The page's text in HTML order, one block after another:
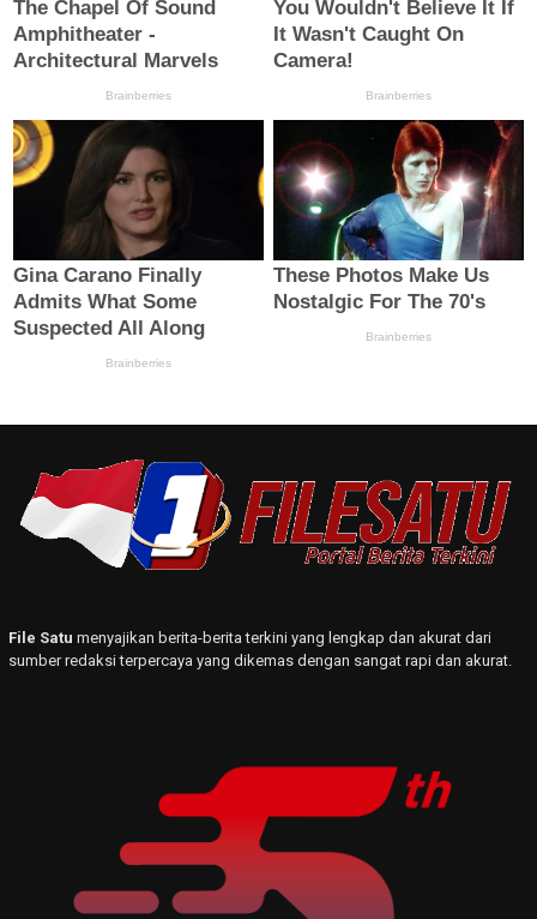
File Satu menyajikan berita-berita terkini yang lengkap dan akurat dari
sumber redaksi terpercaya yang dikemas dengan sangat rapi dan akurat.